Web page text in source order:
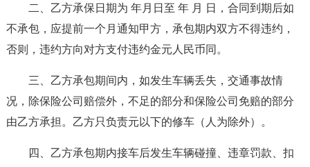
二、乙方承保日期为 年月日至 年 月 日，合同到期后如
不承包，应提前一个月通知甲方，承包期内双方不得违约，
否则，违约方向对方支付违约金元人民币同。
三、乙方承包期间内，如发生车辆丢失，交通事故情
况，除保险公司赔偿外，不足的部分和保险公司免赔的部分
由乙方承担。乙方只负责元以下的修车（人为除外）。
四、乙方承包期内接车后发生车辆碰撞、违章罚款、扣